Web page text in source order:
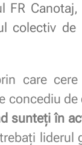
FR
colectiv
care
concediu de
sunteți în
liderul